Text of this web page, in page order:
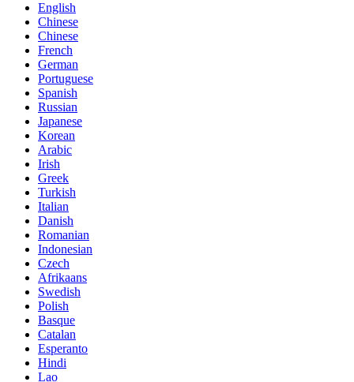
English
Chinese
Chinese
French
German
Portuguese
Spanish
Russian
Japanese
Korean
Arabic
Irish
Greek
Turkish
Italian
Danish
Romanian
Indonesian
Czech
Afrikaans
Swedish
Polish
Basque
Catalan
Esperanto
Hindi
Lao